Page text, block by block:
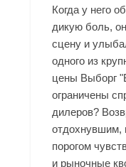
Когда у него
дикую боль,
сцену и
одного из
цены Выборг
ограничены
дилеров?
порогом
и рыночные